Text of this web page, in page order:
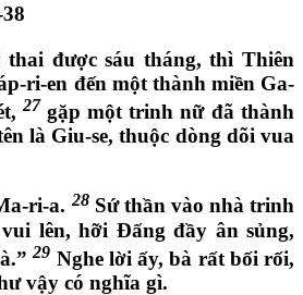
thai được sáu tháng, thì Thiên
ri-en đến một thành miền Ga-
27 gặp một trinh nữ đã thành
là Giu-se, thuộc dòng dõi vua
ri-a.28Sứ thần vào nhà trinh
lên, hỡi Đấng đầy ân sủng,
29 Nghe lời ấy, bà rất bối rối,
vậy có nghĩa gì.